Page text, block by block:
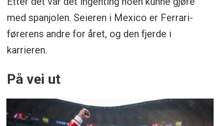
med spanjolen. Seieren i Mexico er Ferrari-
førerens andre for året, og den fjerde i
karrieren.
På vei ut